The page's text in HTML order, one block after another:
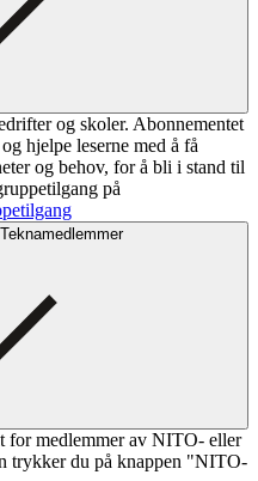
og skoler. Abonnementet
hjelpe leserne med å få
og behov, for å bli i stand til
på
for medlemmer av NITO- eller
trykker du på knappen "NITO-